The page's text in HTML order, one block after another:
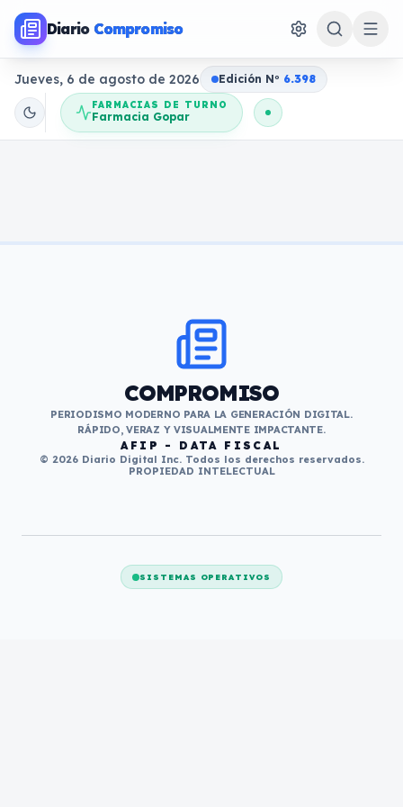
Diario Compromiso
Jueves, 6 de agosto de 2026 Edición No 6.398
FARMACIAS DE TURNO
Farmacia Gopar
COMPROMISO
PERIODISMO MODERNO PARA LA GENERACIÓN DIGITAL.
RÁPIDO, VERAZ Y VISUALMENTE IMPACTANTE.
AFIP - DATA FISCAL
© 2026 Diario Digital Inc. Todos los derechos reservados.
PROPIEDAD INTELECTUAL
SISTEMAS OPERATIVOS